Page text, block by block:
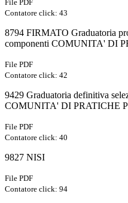
File PDF
Contatore click: 43
8794 FIRMATO Graduatoria
componenti COMUNITA' DI
File PDF
Contatore click: 42
9429 Graduatoria definitiva
COMUNITA' DI PRATICHE
File PDF
Contatore click: 40
9827 NISI
File PDF
Contatore click: 94